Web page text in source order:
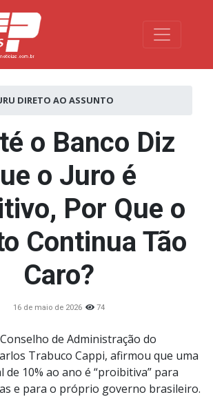
Toggle
DIRETO AO ASSUNTO
o Banco Diz
o Juro é
Por Que o
Continua Tão
Caro?
16 de maio de 2026 74
de Administração do
Trabuco Cappi, afirmou que uma
de 10% ao ano é “proibitiva” para
e para o próprio governo brasileiro.